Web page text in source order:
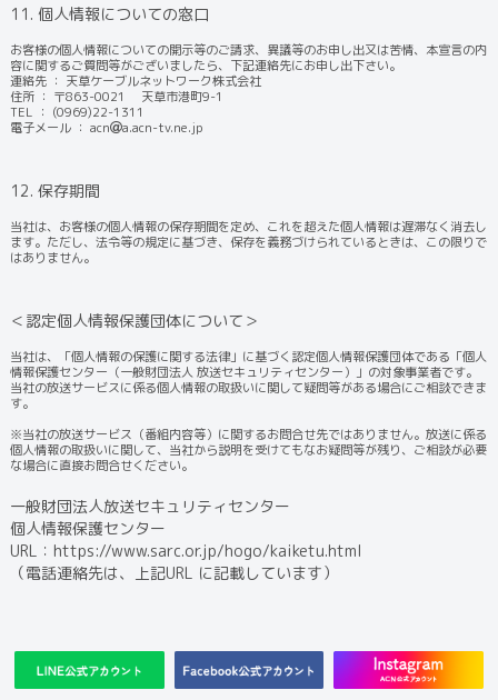
11. 個人情報についての窓口
お客様の個人情報についての開示等のご請求、異議等のお申し出又は苦情、本宣言の内
容に関するご質問等がございましたら、下記連絡先にお申し出下さい。
連絡先 ： 天草ケーブルネットワーク株式会社
住所 ： 〒863-0021 天草市港町9-1
TEL ： (0969)22-1311
電子メール ： acn
a.acn-tv.ne.jp
12. 保存期間
当社は、お客様の個人情報の保存期間を定め、これを超えた個人情報は遅滞なく消去し
ます。ただし、法令等の規定に基づき、保存を義務づけられているときは、この限りで
はありません。
＜認定個人情報保護団体について＞
当社は、「個人情報の保護に関する法律」に基づく認定個人情報保護団体である「個人
情報保護センター（一般財団法人 放送セキュリティセンター）」の対象事業者です。
当社の放送サービスに係る個人情報の取扱いに関して疑問等がある場合にご相談できま
す。
※当社の放送サービス（番組内容等）に関するお問合せ先ではありません。放送に係る
個人情報の取扱いに関して、当社から説明を受けてもなお疑問等が残り、ご相談が必要
な場合に直接お問合せください。
一般財団法人放送セキュリティセンター
個人情報保護センター
URL： https://www.sarc.or.jp/hogo/kaiketu.html
（電話連絡先は、上記URL に記載しています）